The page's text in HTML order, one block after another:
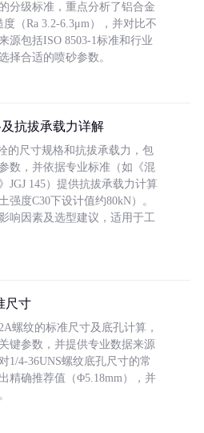
分级标准，重点分析了铝合金
（Ra 3.2-6.3μm），并对比不
源包括ISO 8503-1标准和行业
择合适的喷砂参数。
抗拔承载力详解
的尺寸规格和抗拔承载力，包
数，并依据专业标准（如《混
JGJ 145）提供抗拔承载力计算
强度C30下设计值约80kN）。
响因素及选型建议，适用于工
尺寸
螺纹的标准尺寸及底孔计算，
键参数，并提供专业数据来源
1/4-36UNS螺纹底孔尺寸的常
精确推荐值（Φ5.18mm），并